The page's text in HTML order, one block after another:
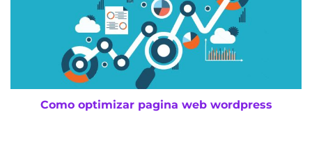
Como optimizar pagina web wordpress